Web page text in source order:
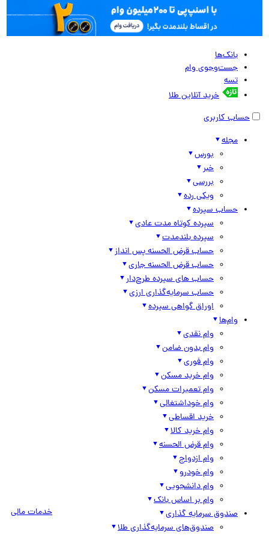
بانک‌ها
جست‌وجوی وام
تسه
خرید آنلاین طلا
حساب کاربری
مجله
بورس
خبر
بررسی
ویکی رده
حساب سپرده
سپرده کوتاه مدت عادی
سپرده بلندمدت
حساب قرض الحسنه پس انداز
حساب قرض الحسنه جاری
حساب های سپرده طرح‌دار
حساب سرمایه‌گذاری ارزی
اوراق گواهی سپرده
وام‌ها
وام نقدی
وام بدون ضامن
وام فوری
وام خرید مسکن
وام تعمیرات مسکن
وام خوداشتغالی
خرید اقساطی
وام خرید کالا
وام قرض الحسنه
وام ازدواج
وام خودرو
وام دانشجویی
وام بر اساس بانک
صندوق سرمایه گذاری
صندوق‌های سرمایه‌گذاری طلا
خدمات مالی